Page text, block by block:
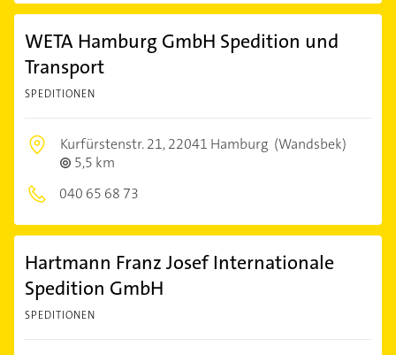
WETA Hamburg GmbH Spedition und
Transport
SPEDITIONEN
Kurfürstenstr. 21,22041 Hamburg (Wandsbek)
5,5 km
040 65 68 73
Hartmann Franz Josef Internationale
Spedition GmbH
SPEDITIONEN